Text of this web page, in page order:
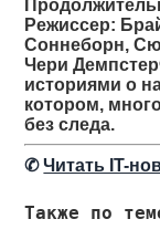
Режиссер:
Соннеборн,
Чери
историями о
котором,
без следа.
✆Читать IT-
Также по